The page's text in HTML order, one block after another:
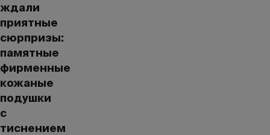
ждали
приятные
сюрпризы:
памятные
фирменные
кожаные
подушки
с
тиснением